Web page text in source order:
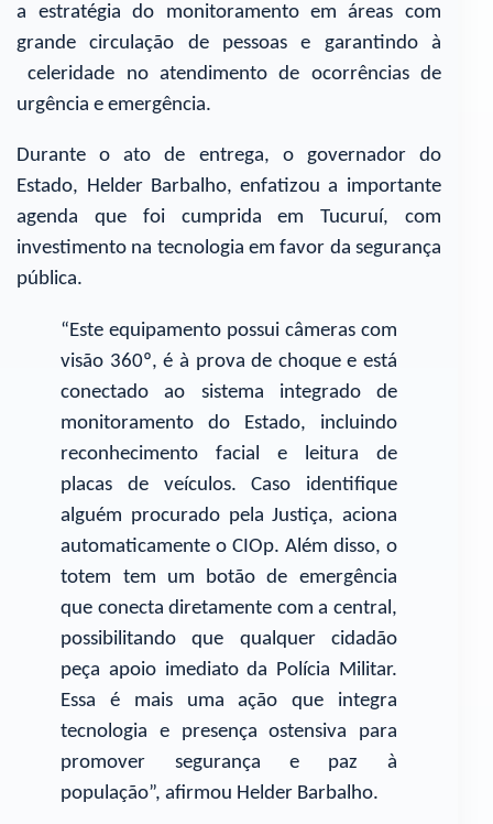
a estratégia do monitoramento em áreas com
grande circulação de pessoas e garantindo à
celeridade no atendimento de ocorrências de
urgência e emergência.
Durante o ato de entrega, o governador do
Estado, Helder Barbalho, enfatizou a importante
agenda que foi cumprida em Tucuruí, com
investimento na tecnologia em favor da segurança
pública.
“Este equipamento possui câmeras com
visão 360º, é à prova de choque e está
conectado ao sistema integrado de
monitoramento do Estado, incluindo
reconhecimento facial e leitura de
placas de veículos. Caso identifique
alguém procurado pela Justiça, aciona
automaticamente o CIOp. Além disso, o
totem tem um botão de emergência
que conecta diretamente com a central,
possibilitando que qualquer cidadão
peça apoio imediato da Polícia Militar.
Essa é mais uma ação que integra
tecnologia e presença ostensiva para
promover segurança e paz à
população”, afirmou Helder Barbalho.